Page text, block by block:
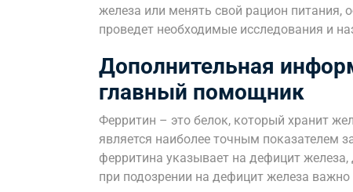
железа или менять свой рацион питания,
проведет необходимые исследования и
Дополнительная
главный помощник
Ферритин – это белок, который хранит
является наиболее точным показателем
ферритина указывает на дефицит
при подозрении на дефицит железа